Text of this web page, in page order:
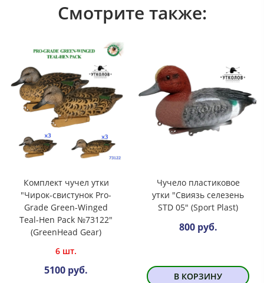
Смотрите также:
Комплект чучел утки
"Чирок-свистунок Pro-
Grade Green-Winged
Teal-Hen Pack №73122"
(GreenHead Gear)
6 шт.
5100 руб.
Чучело пластиковое
утки "Свиязь селезень
SТD 05" (Sport Plast)
800 руб.
В КОРЗИНУ